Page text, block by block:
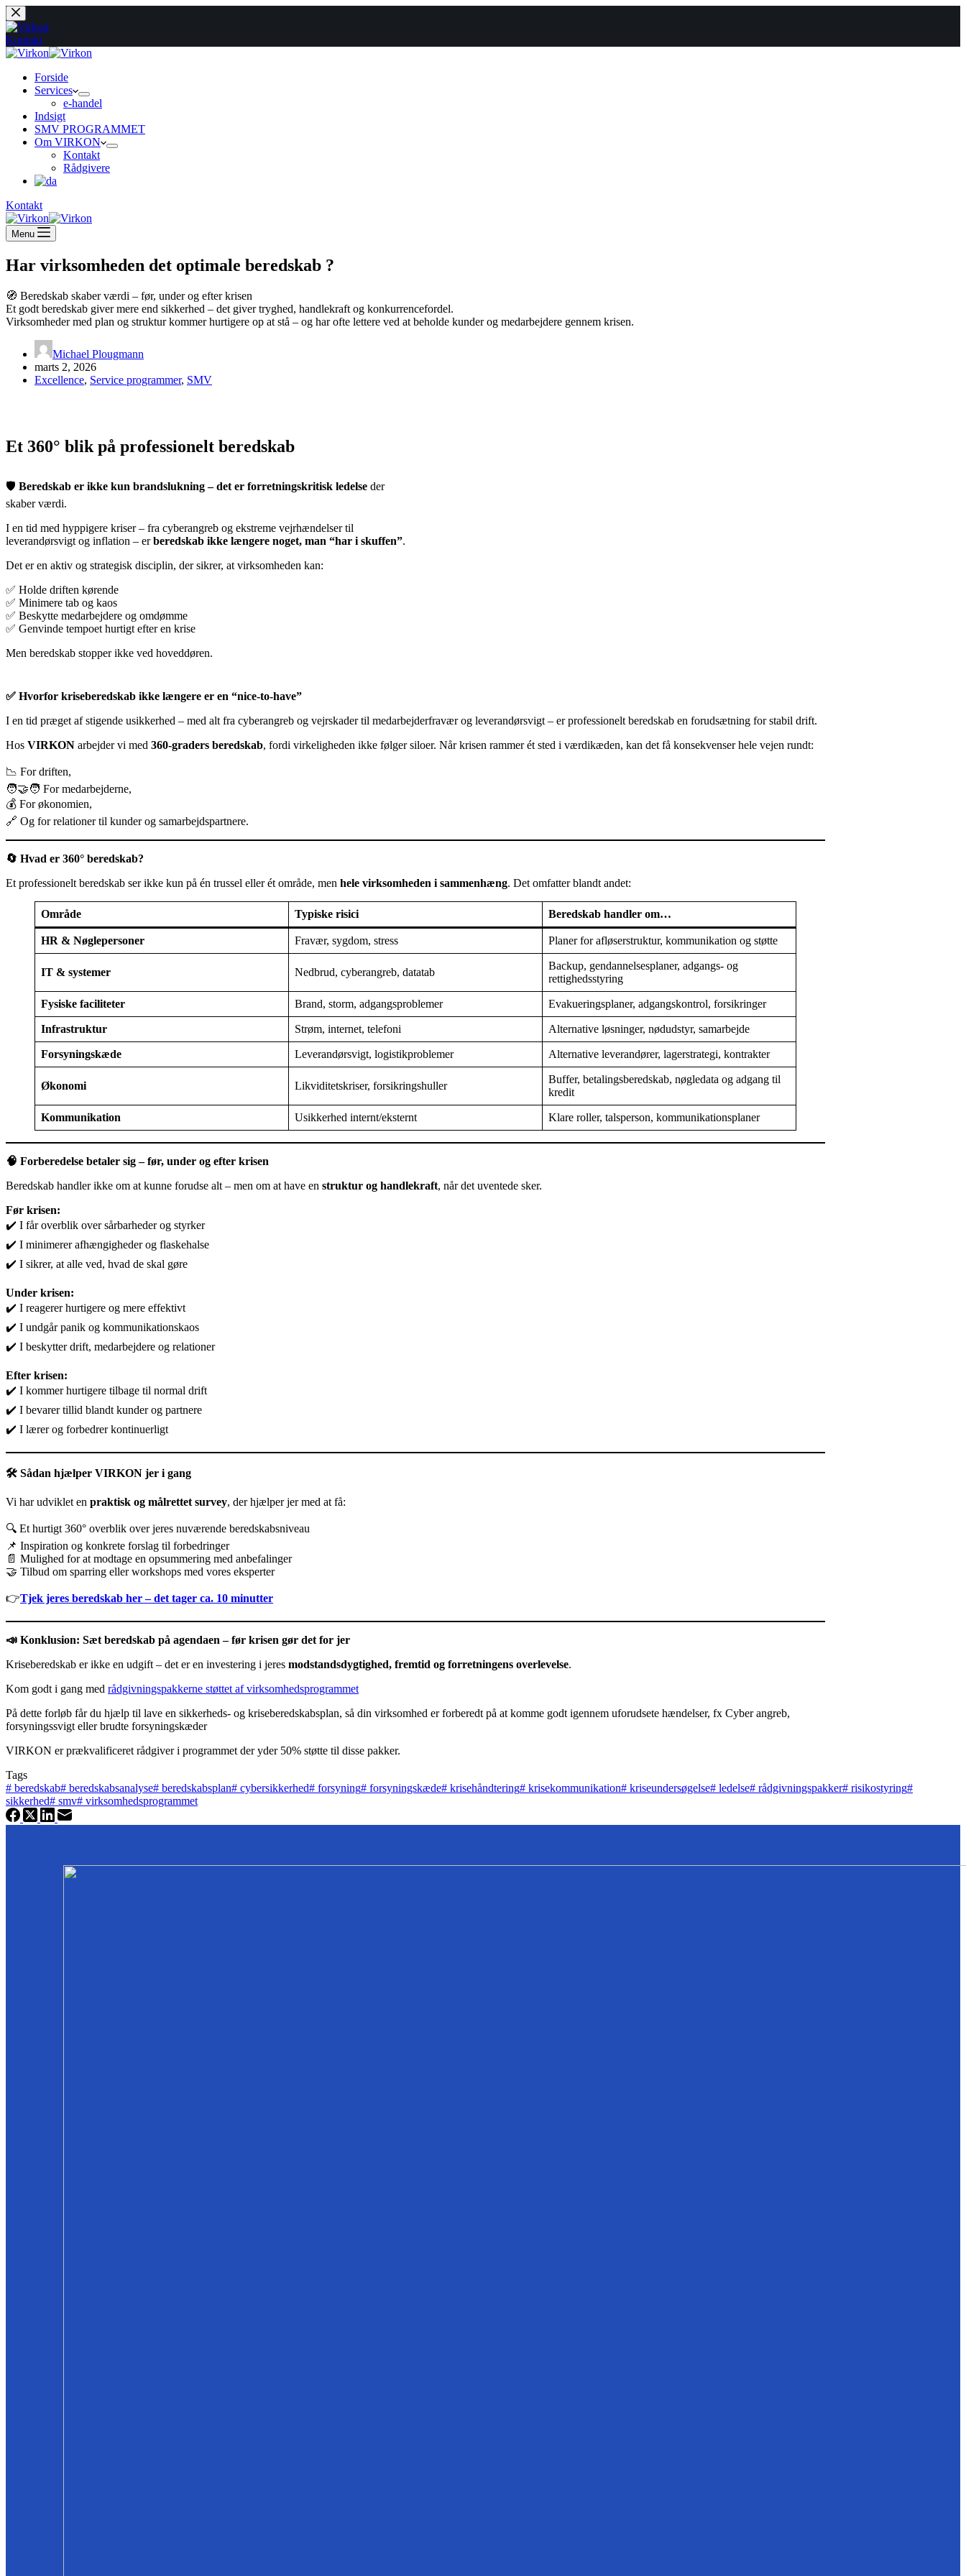
Fortsæt
til
indhold
Kontakt
Forside
Services
e-handel
Indsigt
SMV PROGRAMMET
Om VIRKON
Kontakt
Rådgivere
Kontakt
Menu
Har virksomheden det optimale beredskab ?
🧭 Beredskab skaber værdi – før, under og efter krisen
Et godt beredskab giver mere end sikkerhed – det giver tryghed, handlekraft og konkurrencefordel.
Virksomheder med plan og struktur kommer hurtigere op at stå – og har ofte lettere ved at beholde kunder og medarbejdere gennem krisen.
Michael Plougmann
marts 2, 2026
Excellence, Service programmer, SMV
Et 360° blik på professionelt beredskab
🛡️ Beredskab er ikke kun brandslukning – det er forretningskritisk ledelse der
skaber værdi.
I en tid med hyppigere kriser – fra cyberangreb og ekstreme vejrhændelser til
leverandørsvigt og inflation – erberedskab ikke længere noget, man “har i skuffen”.
Det er en aktiv og strategisk disciplin, der sikrer, at virksomheden kan:
✅ Holde driften kørende
✅ Minimere tab og kaos
✅ Beskytte medarbejdere og omdømme
✅ Genvinde tempoet hurtigt efter en krise
Men beredskab stopper ikke ved hoveddøren.
✅ Hvorfor kriseberedskab ikke længere er en “nice-to-have”
I en tid præget af stigende usikkerhed – med alt fra cyberangreb og vejrskader til medarbejderfravær og leverandørsvigt – er professionelt beredskab en forudsætning for stabil drift.
Hos VIRKON arbejder vi med 360-graders beredskab, fordi virkeligheden ikke følger siloer. Når krisen rammer ét sted i værdikæden, kan det få konsekvenser hele vejen rundt:
📉 For driften,
🧑‍🤝‍🧑 For medarbejderne,
💰 For økonomien,
🔗 Og for relationer til kunder og samarbejdspartnere.
🔄 Hvad er 360° beredskab?
Et professionelt beredskab ser ikke kun på én trussel eller ét område, men hele virksomheden i sammenhæng. Det omfatter blandt andet:
Område Typiske risici Beredskab handler om…
HR & Nøglepersoner Fravær, sygdom, stress Planer for afløserstruktur, kommunikation og støtte
IT & systemer Nedbrud, cyberangreb, datatab
Backup, gendannelsesplaner, adgangs- og
rettighedsstyring
Fysiske faciliteter Brand, storm, adgangsproblemer Evakueringsplaner, adgangskontrol, forsikringer
Infrastruktur Strøm, internet, telefoni Alternative løsninger, nødudstyr, samarbejde
Forsyningskæde Leverandørsvigt, logistikproblemer Alternative leverandører, lagerstrategi, kontrakter
Økonomi Likviditetskriser, forsikringshuller
Buffer, betalingsberedskab, nøgledata og adgang til
kredit
Kommunikation Usikkerhed internt/eksternt Klare roller, talsperson, kommunikationsplaner
🧠 Forberedelse betaler sig – før, under og efter krisen
Beredskab handler ikke om at kunne forudse alt – men om at have en struktur og handlekraft, når det uventede sker.
Før krisen:
✔️ I får overblik over sårbarheder og styrker
✔️ I minimerer afhængigheder og flaskehalse
✔️ I sikrer, at alle ved, hvad de skal gøre
Under krisen:
✔️ I reagerer hurtigere og mere effektivt
✔️ I undgår panik og kommunikationskaos
✔️ I beskytter drift, medarbejdere og relationer
Efter krisen:
✔️ I kommer hurtigere tilbage til normal drift
✔️ I bevarer tillid blandt kunder og partnere
✔️ I lærer og forbedrer kontinuerligt
🛠️ Sådan hjælper VIRKON jer i gang
Vi har udviklet en praktisk og målrettet survey, der hjælper jer med at få:
🔍 Et hurtigt 360° overblik over jeres nuværende beredskabsniveau
📌 Inspiration og konkrete forslag til forbedringer
📄 Mulighed for at modtage en opsummering med anbefalinger
🤝 Tilbud om sparring eller workshops med vores eksperter
👉Tjek jeres beredskab her – det tager ca. 10 minutter
📣 Konklusion: Sæt beredskab på agendaen – før krisen gør det for jer
Kriseberedskab er ikke en udgift – det er en investering i jeres modstandsdygtighed, fremtid og forretningens overlevelse.
Kom godt i gang med rådgivningspakkerne støttet af virksomhedsprogrammet
På dette forløb får du hjælp til lave en sikkerheds- og kriseberedskabsplan, så din virksomhed er forberedt på at komme godt igennem uforudsete hændelser, fx Cyber angreb,
forsyningssvigt eller brudte forsyningskæder
VIRKON er prækvalificeret rådgiver i programmet der yder 50% støtte til disse pakker.
Tags
# beredskab# beredskabsanalyse# beredskabsplan# cybersikkerhed# forsyning# forsyningskæde# krisehåndtering# krisekommunikation# kriseundersøgelse# ledelse# rådgivningspakker# risikostyring#
sikkerhed# smv# virksomhedsprogrammet